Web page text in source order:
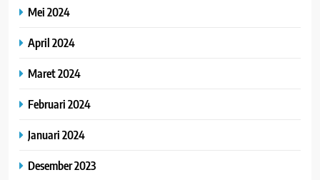
Mei 2024
April 2024
Maret 2024
Februari 2024
Januari 2024
Desember 2023